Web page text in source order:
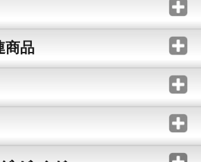
商品